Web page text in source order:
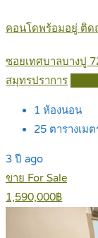
คอนโดพร้อมอยู่ ติด
ซอยเทศบาลบางปู
สมุทรปราการ
1 ห้องนอน
25 ตารางเมต
3 ปี ago
ขาย For Sale
1,590,000฿